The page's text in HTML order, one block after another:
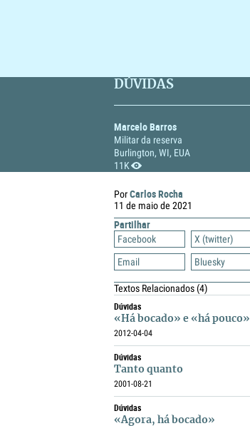
DÚVIDAS
Marcelo Barros
Militar da reserva
Burlington, WI, EUA
11K
PorCarlos Rocha
11 de maio de 2021
Partilhar
Facebook
X (twitter)
Email
Bluesky
Textos Relacionados(4)
Dúvidas
«Há bocado» e «há pouco»
2012-04-04
Dúvidas
Tanto quanto
2001-08-21
Dúvidas
«Agora, há bocado»